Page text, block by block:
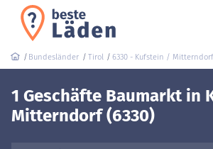
Bundesländer Tirol 6330 - Kufstein / Mitterndorf
1 Geschäfte Baumarkt in
Mitterndorf (6330)